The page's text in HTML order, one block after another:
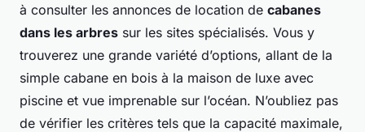
à consulter les annonces de location de cabanes
dans les arbres sur les sites spécialisés. Vous y
trouverez une grande variété d’options, allant de la
simple cabane en bois à la maison de luxe avec
piscine et vue imprenable sur l’océan. N’oubliez pas
de vérifier les critères tels que la capacité maximale,